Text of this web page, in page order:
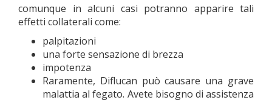
comunque in alcuni casi potranno apparire tali
effetti collaterali come:
palpitazioni
una forte sensazione di brezza
impotenza
Raramente, Diflucan può causare una grave
malattia al fegato. Avete bisogno di assistenza